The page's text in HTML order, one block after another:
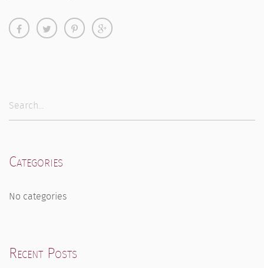
Categories
No categories
Recent Posts